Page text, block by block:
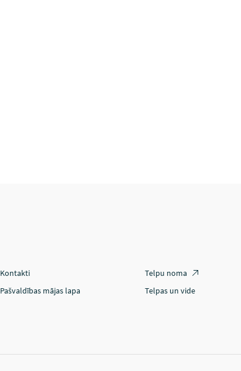
Kontakti Telpu noma
Pašvaldības mājas lapa
Telpas un vide